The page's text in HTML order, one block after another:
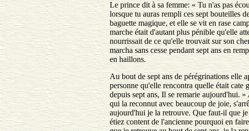
Le prince dit à sa femme: « Tu n'as pas
lorsque tu auras rempli ces sept bouteilles
baguette magique, et elle se vit en rase
marche était d'autant plus pénible qu'elle
nourrissait de ce qu'elle trouvait sur son
marcha sans cesse pendant sept ans en
en haillons.
Au bout de sept ans de pérégrinations elle
personne qu'elle rencontra quelle était
depuis sept ans, Il se remarie aujourd'hui.
qui la reconnut avec beaucoup de joie,
aujourd'hui je la retrouve. Que faut-il que
étiez content de l'ancienne pourquoi en